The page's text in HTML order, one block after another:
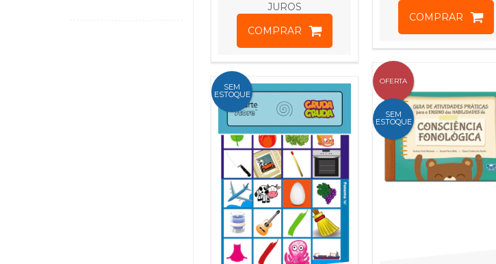
JUROS
COMPRAR
COMPRAR
SEM
ESTOQUE
OFERTA
SEM
ESTOQUE